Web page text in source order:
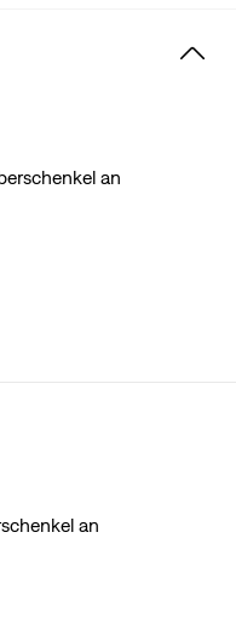
wurde mit
uns hilft, die
Ressource zu
an
an